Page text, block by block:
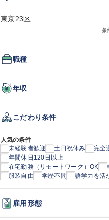
東京23区
条
職種
年収
こだわり条件
人気の条件
未経験者歓迎
土日祝休み
完全
年間休日120日以上
在宅勤務（リモートワーク）OK
服装自由
学歴不問 語学力を活
雇用形態